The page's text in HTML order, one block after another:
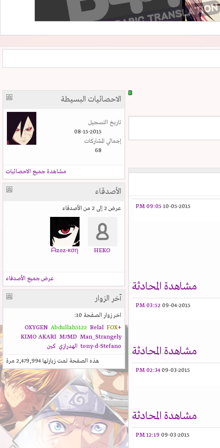
10-05-2015
09:05 PM
مشاهدة المحادثة
09-04-2015
03:52 PM
مشاهدة المحادثة
09-03-2015
02:34 PM
مشاهدة المحادثة
09-03-2015
12:19 PM
الاحصائيات البسيطة
تاريخ التسجيل
08-15-2015
إجمالي المشاركات
68
مشاهدة جميع الاحصائيات
الأصدقاء
عرض 2 إلى 2 من الأصدقاء
HEKO
ᗩzoz-кση
عرض جميع الأصدقاء
آخر الزوار
اخر زوار الصفحة 10:
+OXYGEN
Abdullah5122 Belal
FOX
KIMO AKARI
M7MD
Man_Strangely
tony-d-Stefano
الهدرازي
كين
هذه الصفحة تمت زيارتها2,479,994مرة